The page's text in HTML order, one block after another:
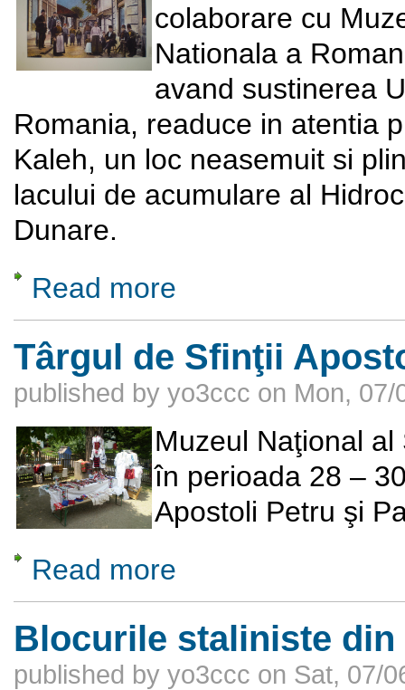
colaborare cu
Nationala a
avand sustinerea
Romania, readuce in atentia
Kaleh, un loc neasemuit si
lacului de acumulare al
Dunare.
Read more
Târgul de Sfinţii
published by yo3ccc on Mon, 07/
Muzeul Naţional al
în perioada 28 –
Apostoli Petru şi
Read more
Blocurile staliniste
published by yo3ccc on Sat, 07/